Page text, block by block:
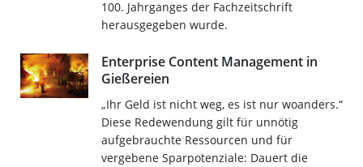
100. Jahrganges der Fachzeitschrift
herausgegeben wurde.
Enterprise Content Management in
Gießereien
„Ihr Geld ist nicht weg, es ist nur woanders.“
Diese Redewendung gilt für unnötig
aufgebrauchte Ressourcen und für
vergebene Sparpotenziale: Dauert die